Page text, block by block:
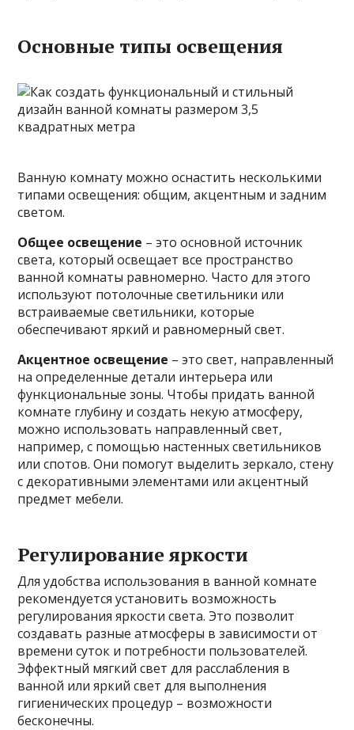
Основные типы освещения
Ванную комнату можно оснастить несколькими
типами освещения: общим, акцентным и задним
светом.
Общее освещение – это основной источник
света, который освещает все пространство
ванной комнаты равномерно. Часто для этого
используют потолочные светильники или
встраиваемые светильники, которые
обеспечивают яркий и равномерный свет.
Акцентное освещение – это свет, направленный
на определенные детали интерьера или
функциональные зоны. Чтобы придать ванной
комнате глубину и создать некую атмосферу,
можно использовать направленный свет,
например, с помощью настенных светильников
или спотов. Они помогут выделить зеркало, стену
с декоративными элементами или акцентный
предмет мебели.
Регулирование яркости
Для удобства использования в ванной комнате
рекомендуется установить возможность
регулирования яркости света. Это позволит
создавать разные атмосферы в зависимости от
времени суток и потребности пользователей.
Эффектный мягкий свет для расслабления в
ванной или яркий свет для выполнения
гигиенических процедур – возможности
бесконечны.